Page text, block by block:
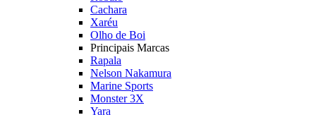
Cachara
Xaréu
Olho de Boi
Principais Marcas
Rapala
Nelson Nakamura
Marine Sports
Monster 3X
Yara